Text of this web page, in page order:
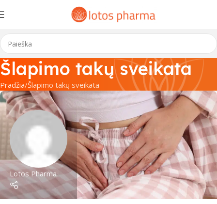
Šlapimo takų sveikata
Pradžia Šlapimo takų sveikata
Lotos Pharma